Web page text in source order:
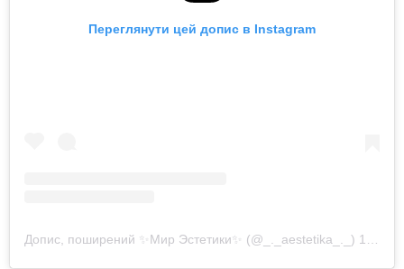
Переглянути цей допис в Instagram
Допис, поширений ✨Мир Эстетики✨ (@_._aestetika_._) 10 Лис 2020 р. о 2:16 PST